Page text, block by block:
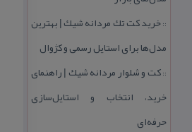
::خرید كت تك مردانه شیك | بهترین
مدل‌ها برای استایل رسمی و كژوال
::كت و شلوار مردانه شیك | راهنمای
خرید، انتخاب و استایل‌سازی
حرفه‌ای